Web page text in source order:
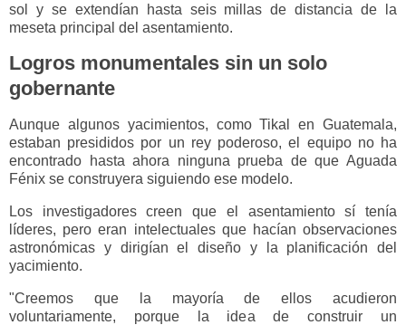
sol y se extendían hasta seis millas de distancia de la
meseta principal del asentamiento.
Logros monumentales sin un solo
gobernante
Aunque algunos yacimientos, como Tikal en Guatemala,
estaban presididos por un rey poderoso, el equipo no ha
encontrado hasta ahora ninguna prueba de que Aguada
Fénix se construyera siguiendo ese modelo.
Los investigadores creen que el asentamiento sí tenía
líderes, pero eran intelectuales que hacían observaciones
astronómicas y dirigían el diseño y la planificación del
yacimiento.
"Creemos que la mayoría de ellos acudieron
voluntariamente, porque la idea de construir un